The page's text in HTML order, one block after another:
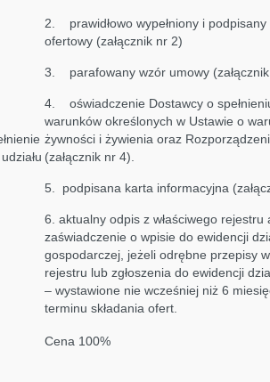
2. prawidłowo wypełniony i podpisany
ofertowy (załącznik nr 2)
3. parafowany wzór umowy
4. oświadczenie Dostawcy o
warunków określonych w Ustawie o
żywności i żywienia oraz
(załącznik nr 4).
5. podpisana karta informacyjna
6. aktualny odpis z właściwego rejestru
zaświadczenie o wpisie do ewidencji
gospodarczej, jeżeli odrębne przepisy
rejestru lub zgłoszenia do ewidencji
– wystawione nie wcześniej niż 6
terminu składania ofert.
Cena 100%